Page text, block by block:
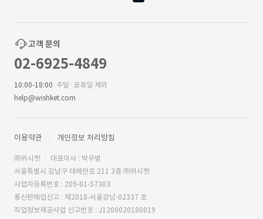
고객 문의
02-6925-4849
10:00-18:00 주말·공휴일 제외
help@wishket.com
이용약관 개인정보 처리방침
㈜위시켓
대표이사 : 박우범
서울특별시 강남구 테헤란로 211 3층 ㈜위시켓
사업자등록번호 : 209-81-57303
통신판매업신고 : 제2018-서울강남-02337 호
직업정보제공사업 신고번호 : J1200020180019